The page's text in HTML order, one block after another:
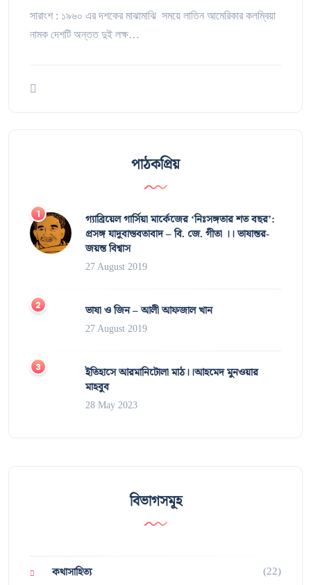
সারাংশ : ১৯৬০ এর দশকের মাঝামাঝি সময়ে লাতিন আমেরিকার কলম্বিয়া
নামক দেশটি অন্তত দুই লক্ষ…
পাঠকপ্রিয়
গ্যাব্রিয়েল গার্সিয়া মার্কেজের ‘নিঃসঙ্গতার শত বছর’:
প্রসঙ্গ যাদুবাস্তবতাবাদ – বি. জে. গীতা ।। ভাষান্তর-
জয়ন্ত বিশ্বাস
27 August 2019
ভাষা ও জিন – আলী আফজাল খান
27 August 2019
ইতিহাসে আরমানিটোলা মাঠ।।আহমেদ মুনওয়ার
মাহবুব
28 May 2023
বিভাগসমূহ
কথাসাহিত্য (22)